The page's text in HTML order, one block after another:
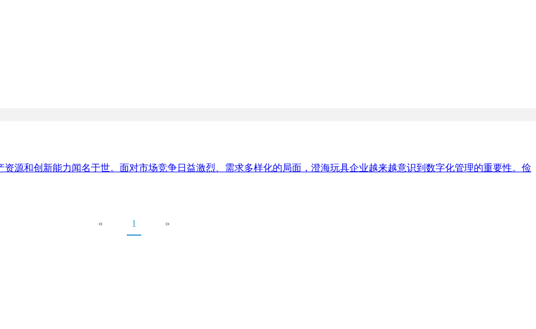
源和创新能力闻名于世。面对市场竞争日益激烈、需求多样化的局面，澄海玩具企业越来越意识到数字化管理的重要性。俭
« 1 »